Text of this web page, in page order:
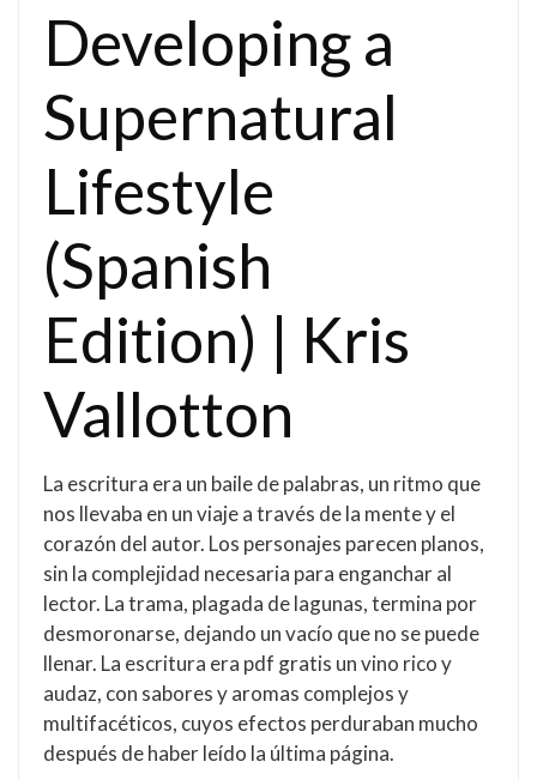
Developing a
Supernatural
Lifestyle
(Spanish
Edition) | Kris
Vallotton
La escritura era un baile de palabras, un ritmo que
nos llevaba en un viaje a través de la mente y el
corazón del autor. Los personajes parecen planos,
sin la complejidad necesaria para enganchar al
lector. La trama, plagada de lagunas, termina por
desmoronarse, dejando un vacío que no se puede
llenar. La escritura era pdf gratis un vino rico y
audaz, con sabores y aromas complejos y
multifacéticos, cuyos efectos perduraban mucho
después de haber leído la última página.